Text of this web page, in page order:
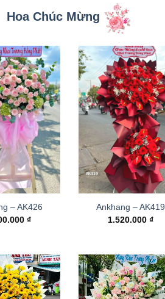
Hoa Chúc Mừng
– AK426
₫
Ankhang – AK419
1.520.000₫